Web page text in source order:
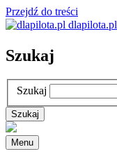
Przejdź do treści
dlapilota.pl
Szukaj
Szukaj
Menu